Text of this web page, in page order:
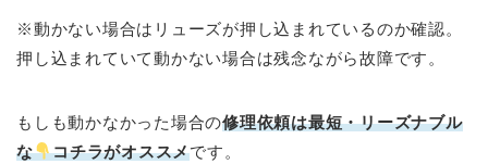
※動かない場合はリューズが押し込まれているのか確認。
押し込まれていて動かない場合は残念ながら故障です。
もしも動かなかった場合の修理依頼は最短・リーズナブル
な
コチラがオススメです。